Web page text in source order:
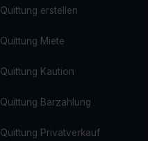
Quittung erstellen
Quittung Miete
Quittung Kaution
Quittung Barzahlung
Quittung Privatverkauf